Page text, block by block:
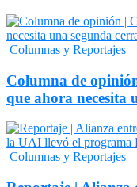
Columnas y Reportajes
Columna de
que ahora necesita
Columnas y Reportajes